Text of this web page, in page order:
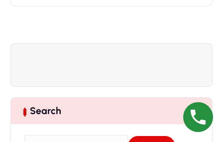
v
g
a
Search